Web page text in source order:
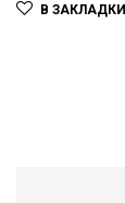
В ЗАКЛАДКИ